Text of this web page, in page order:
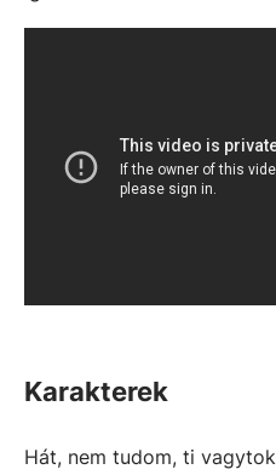
Karakterek
Hát, nem tudom, ti